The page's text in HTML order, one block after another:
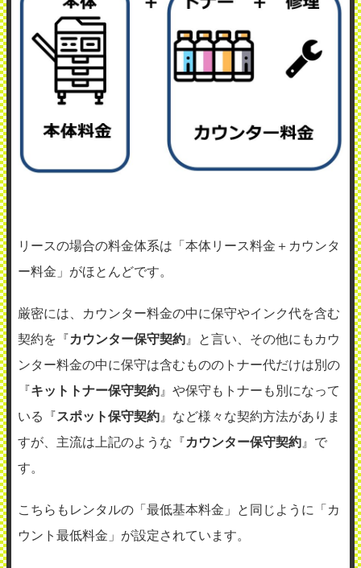
リースの場合の料金体系は「本体リース料金＋カウンタ
ー料金」がほとんどです。
厳密には、カウンター料金の中に保守やインク代を含む
契約を『カウンター保守契約 』と言い、その他にもカウ
ンター料金の中に保守は含むもののトナー代だけは別の
『キットトナー保守契約 』や保守もトナーも別になって
いる『スポット保守契約 』など様々な契約方法がありま
すが、主流は上記のような『カウンター保守契約 』で
す。
こちらもレンタルの「最低基本料金」と同じように「カ
ウント最低料金」が設定されています。